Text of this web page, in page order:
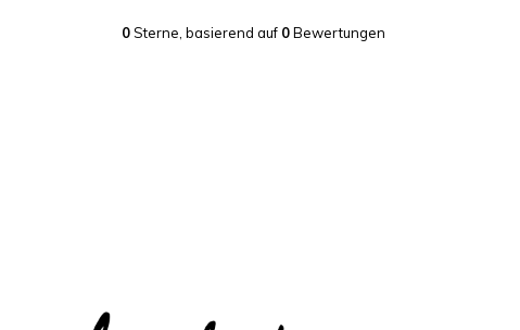
0Sterne, basierend auf 0Bewertungen